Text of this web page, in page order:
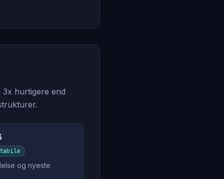
hurtigere end
og nyeste